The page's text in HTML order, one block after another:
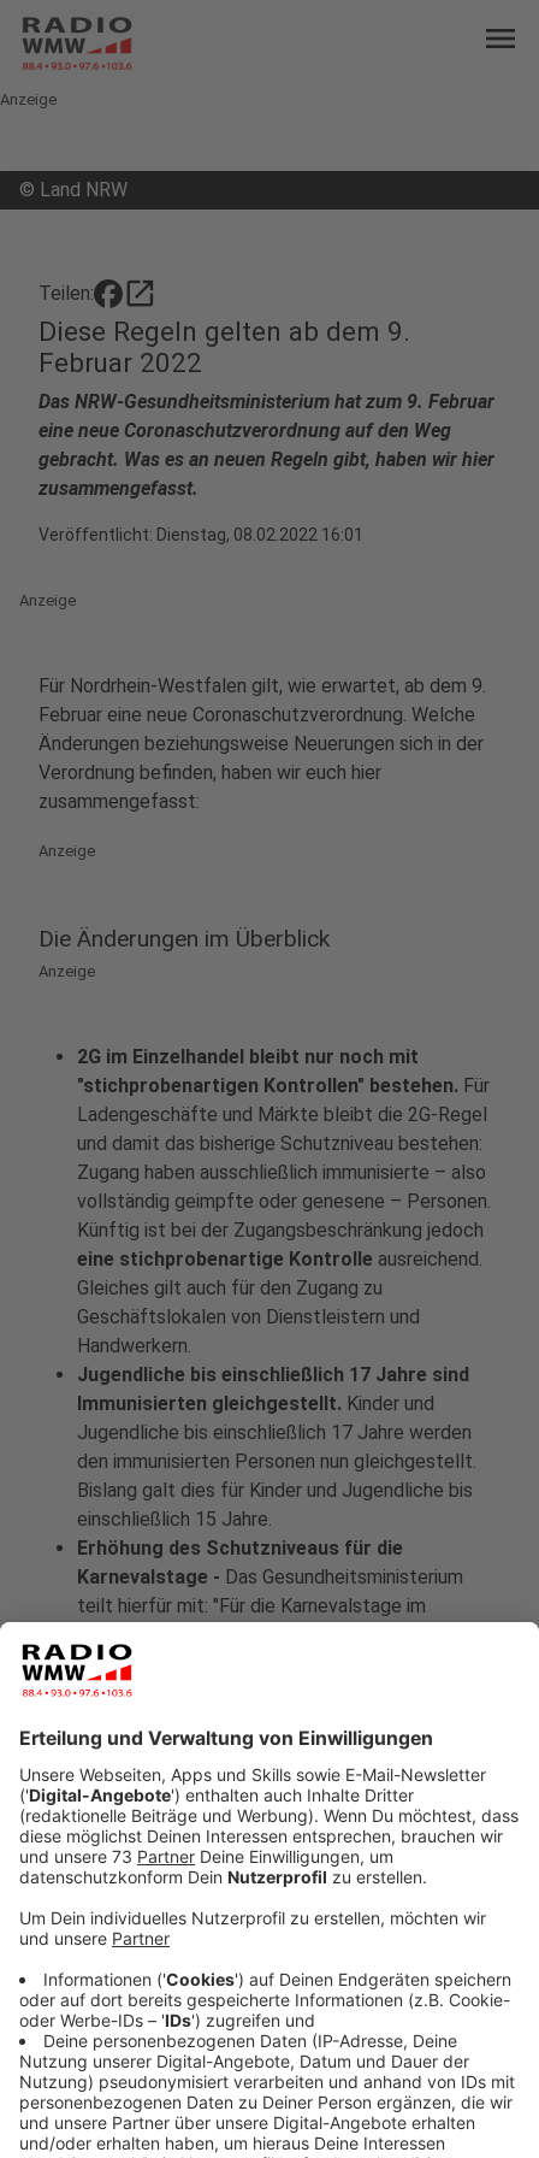
menu
Anzeige
© Land NRW
Teilen: open_in_new
Diese Regeln gelten ab dem 9.
Februar 2022
Das NRW-Gesundheitsministerium hat zum 9. Februar
eine neue Coronaschutzverordnung auf den Weg
gebracht. Was es an neuen Regeln gibt, haben wir hier
zusammengefasst.
Veröffentlicht: Dienstag, 08.02.2022 16:01
Anzeige
Für Nordrhein-Westfalen gilt, wie erwartet, ab dem 9.
Februar eine neue Coronaschutzverordnung. Welche
Änderungen beziehungsweise Neuerungen sich in der
Verordnung befinden, haben wir euch hier
zusammengefasst:
Anzeige
Die Änderungen im Überblick
Anzeige
2G im Einzelhandel bleibt nur noch mit
"stichprobenartigen Kontrollen" bestehen. Für
Ladengeschäfte und Märkte bleibt die 2G-Regel
und damit das bisherige Schutzniveau bestehen:
Zugang haben ausschließlich immunisierte – also
vollständig geimpfte oder genesene – Personen.
Künftig ist bei der Zugangsbeschränkung jedoch
eine stichprobenartige Kontrolle ausreichend.
Gleiches gilt auch für den Zugang zu
Geschäftslokalen von Dienstleistern und
Handwerkern.
Jugendliche bis einschließlich 17 Jahre sind
Immunisierten gleichgestellt. Kinder und
Jugendliche bis einschließlich 17 Jahre werden
den immunisierten Personen nun gleichgestellt.
Bislang galt dies für Kinder und Jugendliche bis
einschließlich 15 Jahre.
Erhöhung des Schutzniveaus für die
Karnevalstage - Das Gesundheitsministerium
teilt hierfür mit: "Für die Karnevalstage im
Städte und Gemeinden durch eine
Allgemeinverfügung bestimmte Bereiche im
automatisch bestimmte zusätzliche
Schutzmaßnahmen gelten. In diesen „gesicherten
Brauchtumszonen“, in denen aufgrund des
Zusammentreffens vieler Menschen das
Infektionsrisiko erhöht ist, gilt: Für das Verweilen
in den Bereichen zum geselligen Beisammensein,
zur Brauchtumspflege und zum Verzehr von
Speisen und Getränken gilt die
besteht nur für immunisierte Personen mit einem
zusätzlichen negativen Testnachweis. Die
Behörde entscheidet, ob sie das Einhalten dieser
Voraussetzungen durch stichprobenartige
Kontrollen oder durch Absperrungen und
Zugangskontrollen sicherstellt. Letztere müssen